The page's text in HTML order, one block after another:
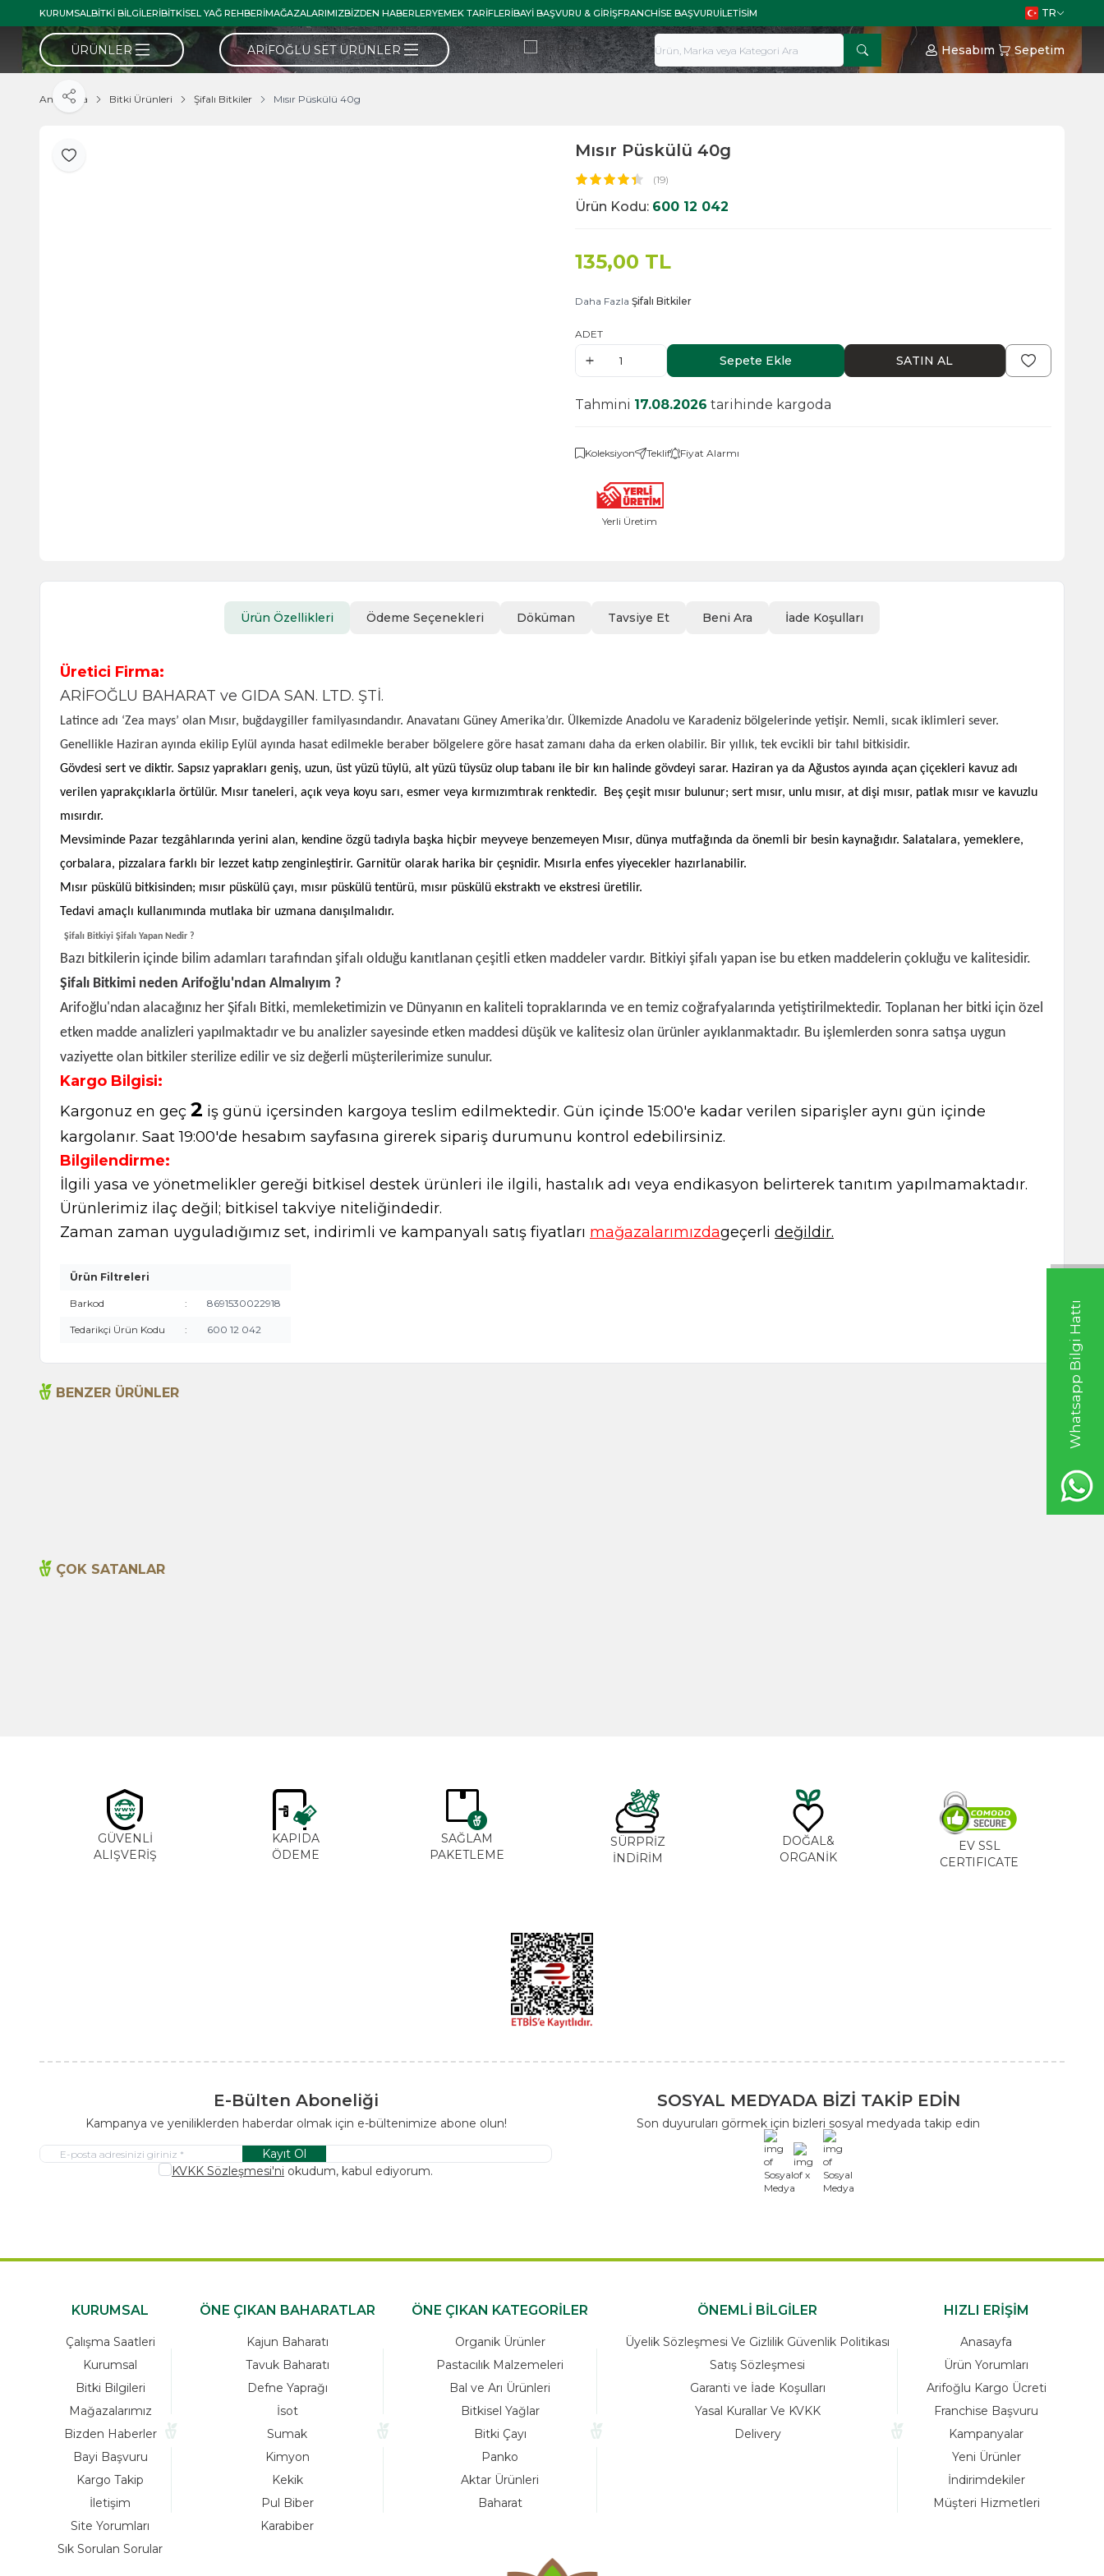
Whatsapp Bilgi Hattı
KURUMSALBITKI BILGILERIBITKISEL YAĞ REHBERIMAĞAZALARIMIZBIZDEN HABERLERYEMEK TARIFLERIBAYI BAŞVURU & GIRIŞFRANCHISE BAŞVURUİLETISIM TR
ÜRÜNLER ARIFOĞLU SET ÜRÜNLER Hesabım Sepetim
Ana Sayfa Bitki Ürünleri Şifalı Bitkiler Mısır Püskülü 40g
Favoriye Ekle
Paylaş
Mısır Püskülü 40g
(19)
Ürün Kodu: 600 12 042
135,00 TL
Daha Fazla Şifalı Bitkiler
ADET
Sepete Ekle SATIN AL
Tahmini 17.08.2026 tarihinde kargoda
Koleksiyon Teklif Fiyat Alarmı
Yerli Üretim
Ürün Özellikleri Ödeme Seçenekleri Döküman Tavsiye Et Beni Ara İade Koşulları
Üretici Firma:
ARİFOĞLU BAHARAT ve GIDA SAN. LTD. ŞTİ.
Latince adı ‘Zea mays’ olan Mısır, buğdaygiller familyasındandır. Anavatanı Güney Amerika’dır. Ülkemizde Anadolu ve Karadeniz bölgelerinde yetişir. Nemli, sıcak iklimleri sever.
Genellikle Haziran ayında ekilip Eylül ayında hasat edilmekle beraber bölgelere göre hasat zamanı daha da erken olabilir. Bir yıllık, tek evcikli bir tahıl bitkisidir.
Gövdesi sert ve diktir. Sapsız yaprakları geniş, uzun, üst yüzü tüylü, alt yüzü tüysüz olup tabanı ile bir kın halinde gövdeyi sarar. Haziran ya da Ağustos ayında açan çiçekleri kavuz adı
verilen yaprakçıklarla örtülür. Mısır taneleri, açık veya koyu sarı, esmer veya kırmızımtırak renktedir. Beş çeşit mısır bulunur; sert mısır, unlu mısır, at dişi mısır, patlak mısır ve kavuzlu
mısırdır.
Mevsiminde Pazar tezgâhlarında yerini alan, kendine özgü tadıyla başka hiçbir meyveye benzemeyen Mısır, dünya mutfağında da önemli bir besin kaynağıdır. Salatalara, yemeklere,
çorbalara, pizzalara farklı bir lezzet katıp zenginleştirir. Garnitür olarak harika bir çeşnidir. Mısırla enfes yiyecekler hazırlanabilir.
Mısır püskülü bitkisinden; mısır püskülü çayı, mısır püskülü tentürü, mısır püskülü ekstraktı ve ekstresi üretilir.
Tedavi amaçlı kullanımında mutlaka bir uzmana danışılmalıdır.
Şifalı Bitkiyi Şifalı Yapan Nedir ?
Bazı bitkilerin içinde bilim adamları tarafından şifalı olduğu kanıtlanan çeşitli etken maddeler vardır. Bitkiyi şifalı yapan ise bu etken maddelerin çokluğu ve kalitesidir.
Şifalı Bitkimi neden Arifoğlu'ndan Almalıyım ?
Arifoğlu'ndan alacağınız her Şifalı Bitki, memleketimizin ve Dünyanın en kaliteli topraklarında ve en temiz coğrafyalarında yetiştirilmektedir. Toplanan her bitki için özel
etken madde analizleri yapılmaktadır ve bu analizler sayesinde etken maddesi düşük ve kalitesiz olan ürünler ayıklanmaktadır. Bu işlemlerden sonra satışa uygun
vaziyette olan bitkiler sterilize edilir ve siz değerli müşterilerimize sunulur.
Kargo Bilgisi:
Kargonuz en geç 2 iş günü içersinden kargoya teslim edilmektedir. Gün içinde 15:00'e kadar verilen siparişler aynı gün içinde
kargolanır. Saat 19:00'de hesabım sayfasına girerek sipariş durumunu kontrol edebilirsiniz.
Bilgilendirme:
İlgili yasa ve yönetmelikler gereği bitkisel destek ürünleri ile ilgili, hastalık adı veya endikasyon belirterek tanıtım yapılmamaktadır.
Ürünlerimiz ilaç değil; bitkisel takviye niteliğindedir.
Zaman zaman uyguladığımız set, indirimli ve kampanyalı satış fiyatları mağazalarımızdageçerli değildir.
Ürün Filtreleri
Barkod : 8691530022918
Tedarikçi Ürün Kodu : 600 12 042
BENZER ÜRÜNLER
ÇOK SATANLAR
GÜVENLİ
ALIŞVERİŞ
KAPIDA
ÖDEME
SAĞLAM
PAKETLEME
SÜRPRİZ
İNDİRİM
DOĞAL&
ORGANİK
EV SSL
CERTIFICATE
E-Bülten Aboneliği
Kampanya ve yeniliklerden haberdar olmak için e-bültenimize abone olun!
Kayıt Ol
KVKK Sözleşmesi'ni okudum, kabul ediyorum.
SOSYAL MEDYADA BİZİ TAKİP EDİN
Son duyuruları görmek için bizleri sosyal medyada takip edin
x
KURUMSAL
Çalışma Saatleri
Kurumsal
Bitki Bilgileri
Mağazalarımız
Bizden Haberler
Bayi Başvuru
Kargo Takip
İletişim
Site Yorumları
Sık Sorulan Sorular
ÖNE ÇIKAN BAHARATLAR
Kajun Baharatı
Tavuk Baharatı
Defne Yaprağı
İsot
Sumak
Kimyon
Kekik
Pul Biber
Karabiber
ÖNE ÇIKAN KATEGORİLER
Organik Ürünler
Pastacılık Malzemeleri
Bal ve Arı Ürünleri
Bitkisel Yağlar
Bitki Çayı
Panko
Aktar Ürünleri
Baharat
ÖNEMLİ BİLGİLER
Üyelik Sözleşmesi Ve Gizlilik Güvenlik Politikası
Satış Sözleşmesi
Garanti ve İade Koşulları
Yasal Kurallar Ve KVKK
Delivery
HIZLI ERİŞİM
Anasayfa
Ürün Yorumları
Arifoğlu Kargo Ücreti
Franchise Başvuru
Kampanyalar
Yeni Ürünler
İndirimdekiler
Müşteri Hizmetleri